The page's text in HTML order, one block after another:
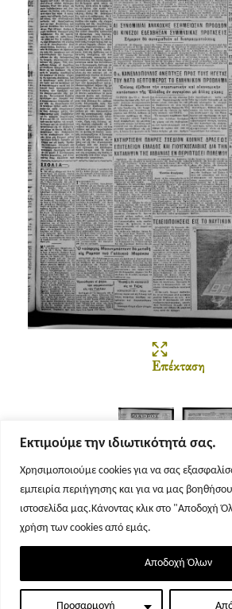
Εκτιμούμε την ιδιωτικότητά σας.
Χρησιμοποιούμε cookies για να σας
εμπειρία περιήγησης και για να μας
ιστοσελίδα μας.Κάνοντας κλικ στο "Αποδοχή
χρήση των cookies από εμάς.
Προσαρμογή
Αποδοχή Όλων
Επέκταση
Σελίδα 1 Σελίδα 2